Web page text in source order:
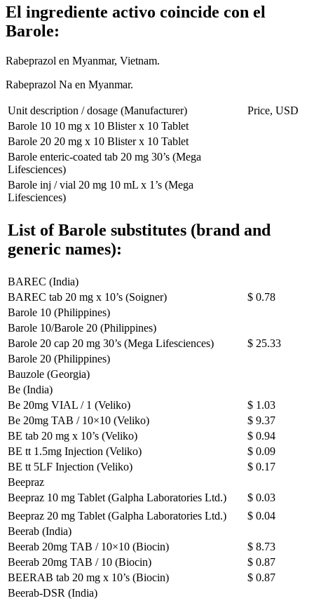
El ingrediente activo coincide con el
Barole:
Rabeprazol en Myanmar, Vietnam.
Rabeprazol Na en Myanmar.
Unit description / dosage (Manufacturer)
Price, USD
Barole 10 10 mg x 10 Blister x 10 Tablet
Barole 20 20 mg x 10 Blister x 10 Tablet
Barole enteric-coated tab 20 mg 30’s (Mega
Lifesciences)
Barole inj / vial 20 mg 10 mL x 1’s (Mega
Lifesciences)
List of Barole substitutes (brand and
generic names):
BAREC (India)
BAREC tab 20 mg x 10’s (Soigner)
$ 0.78
Barole 10 (Philippines)
Barole 10/Barole 20 (Philippines)
Barole 20 cap 20 mg 30’s (Mega Lifesciences)
$ 25.33
Barole 20 (Philippines)
Bauzole (Georgia)
Be (India)
Be 20mg VIAL / 1 (Veliko)
$ 1.03
Be 20mg TAB / 10×10 (Veliko)
$ 9.37
BE tab 20 mg x 10’s (Veliko)
$ 0.94
BE tt 1.5mg Injection (Veliko)
$ 0.09
BE tt 5LF Injection (Veliko)
$ 0.17
Beepraz
Beepraz 10 mg Tablet (Galpha Laboratories Ltd.)
$ 0.03
Beepraz 20 mg Tablet (Galpha Laboratories Ltd.)
$ 0.04
Beerab (India)
Beerab 20mg TAB / 10×10 (Biocin)
$ 8.73
Beerab 20mg TAB / 10 (Biocin)
$ 0.87
BEERAB tab 20 mg x 10’s (Biocin)
$ 0.87
Beerab-DSR (India)